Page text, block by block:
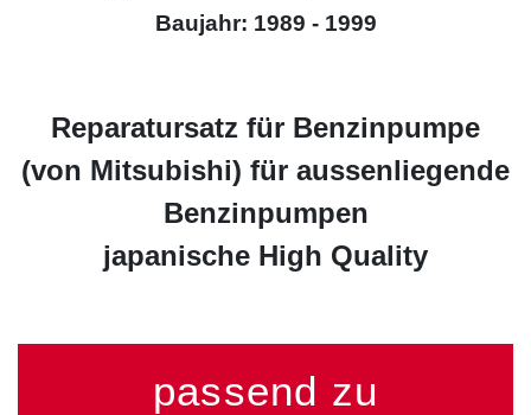
Baujahr: 1989 - 1999
Reparatursatz für Benzinpumpe
(von Mitsubishi) für aussenliegende
Benzinpumpen
japanische High Quality
passend zu